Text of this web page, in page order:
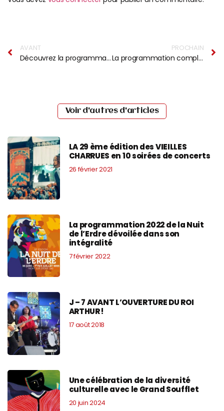
AVANT
Découvrez la programmation de la scène Rochelle Océan des Francofolies
PROCHAIN
La programmation complète de la Route du Rock
Voir d'autres d'articles
LA 29 ème édition des VIEILLES
CHARRUES en 10 soirées de concerts
26 février 2021
La programmation 2022 de la Nuit
de l’Erdre dévoilée dans son
intégralité
7 février 2022
J – 7 AVANT L’OUVERTURE DU ROI
ARTHUR !
17 août 2018
Une célébration de la diversité
culturelle avec le Grand Soufflet
20 juin 2024